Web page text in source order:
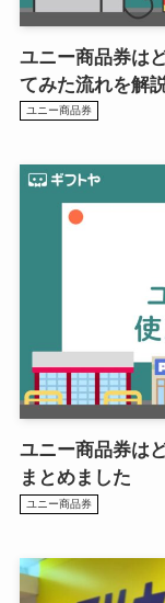
ユニー商品券は
てみた流れを解
ユニー商品券
ユニー商品券は
まとめました
ユニー商品券